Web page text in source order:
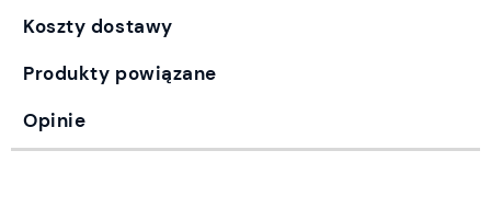
Koszty dostawy
Produkty powiązane
Opinie